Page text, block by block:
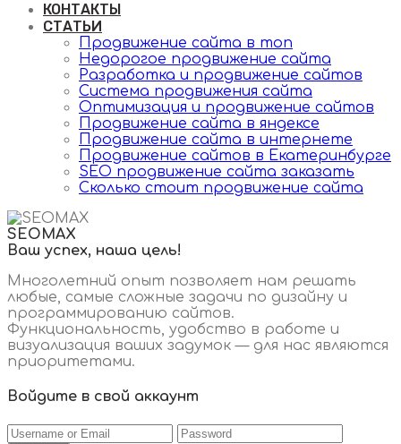
КОНТАКТЫ
СТАТЬИ
Продвижение сайта в топ
Недорогое продвижение сайта
Разработка и продвижение сайтов
Cистема продвижения сайта
Оптимизация и продвижение сайтов
Продвижение сайта в яндексе
Продвижение сайта в интернете
Продвижение сайтов в Екатеринбурге
SEO продвижение сайта заказать
Сколько стоит продвижение сайта
SEOMAX
Ваш успех, наша цель!
Многолетний опыт позволяет нам решать
любые, самые сложные задачи по дизайну и
программированию сайтов.
Функциональность, удобство в работе и
визуализация ваших задумок — для нас являются
приоритетами.
Войдите в свой аккаунт